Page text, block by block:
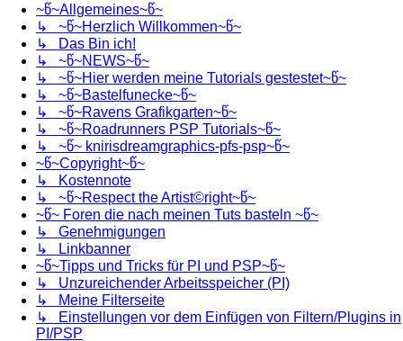
~წ~Allgemeines~წ~
↳ ~წ~Herzlich Willkommen~წ~
↳ Das Bin ich!
↳ ~წ~NEWS~წ~
↳ ~წ~Hier werden meine Tutorials gestestet~წ~
↳ ~წ~Bastelfunecke~წ~
↳ ~წ~Ravens Grafikgarten~წ~
↳ ~წ~Roadrunners PSP Tutorials~წ~
↳ ~წ~ knirisdreamgraphics-pfs-psp~წ~
~წ~Copyright~წ~
↳ Kostennote
↳ ~წ~Respect the Artist©right~წ~
~წ~ Foren die nach meinen Tuts basteln ~წ~
↳ Genehmigungen
↳ Linkbanner
~წ~Tipps und Tricks für PI und PSP~წ~
↳ Unzureichender Arbeitsspeicher (PI)
↳ Meine Filterseite
↳ Einstellungen vor dem Einfügen von Filtern/Plugins in
PI/PSP